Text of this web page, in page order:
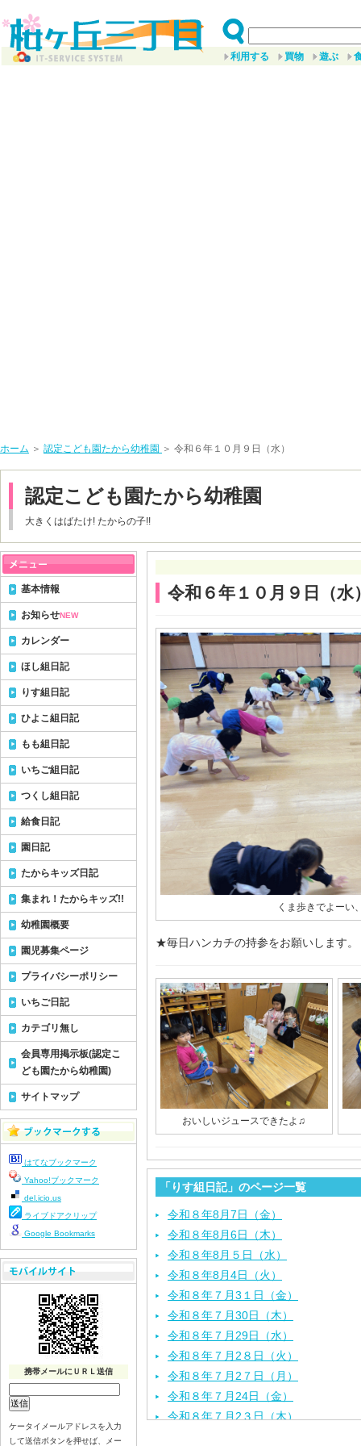
利用する 買物 遊ぶ
ホーム ＞ 認定こども園たから幼稚園 ＞ 令和６年１０月９日（水）
認定こども園たから幼稚園
大きくはばたけ! たからの子!!
令和６年１０月９日（水
くま歩きでよーい
★毎日ハンカチの持参をお願いします。
おいしいジュースできたよ♫
「りす組日記」のページ一覧
令和８年8月7日（金）
令和８年8月6日（木）
令和８年8月５日（水）
令和８年8月4日（火）
令和８年７月3１日（金）
令和８年７月30日（木）
令和８年７月29日（水）
令和８年７月2８日（火）
令和８年７月2７日（月）
令和８年７月24日（金）
令和８年７月2３日（木）
基本情報
お知らせNEW
カレンダー
ほし組日記
りす組日記
ひよこ組日記
もも組日記
いちご組日記
つくし組日記
給食日記
園日記
たからキッズ日記
集まれ！たからキッズ!!
幼稚園概要
園児募集ページ
プライバシーポリシー
いちご日記
カテゴリ無し
会員専用掲示板(認定こ
ども園たから幼稚園)
サイトマップ
はてなブックマーク
Yahoo!ブックマーク
del.icio.us
ライブドアクリップ
Google Bookmarks
携帯メールにＵＲＬ送信
ケータイメールアドレスを入力
して送信ボタンを押せば、メー